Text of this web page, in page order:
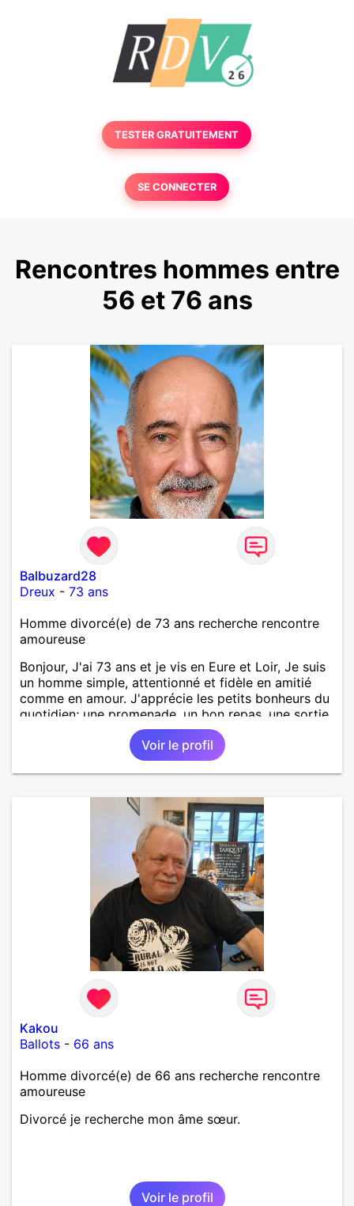
TESTER GRATUITEMENT
SE CONNECTER
Rencontres hommes entre
56 et 76 ans
Balbuzard28
Dreux - 73 ans
Homme divorcé(e) de 73 ans recherche rencontre
amoureuse
Bonjour, J'ai 73 ans et je vis en Eure et Loir, Je suis
un homme simple, attentionné et fidèle en amitié
comme en amour. J'apprécie les petits bonheurs du
quotidien; une promenade, un bon repas, une sortie,
une discision agréable ou un moment de détente à
deux. Je souhaite rencontrer une femme douce,
honnête et bienveillante, avec qui partager des
moments de complicité, de rire et de confiance. Je
une belle amitié et qu'il n'est jamais trop tard pour
écrire une nouvelle histoire. Si vous aimez les
échanges sincères, les valeurs de respect et de
simplicité, nous pourrions faire connaissance autour
d'un café suivi d'une balade, sans précipitation et
laisser le temps faire le reste. Au plaisir de vous lire.
Voir le profil
Kakou
Ballots - 66 ans
Homme divorcé(e) de 66 ans recherche rencontre
amoureuse
Divorcé je recherche mon âme sœur.
Voir le profil